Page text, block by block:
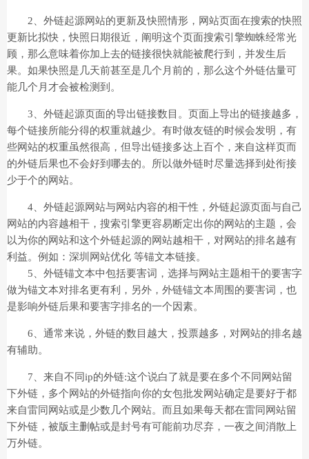
2、外链起源网站的更新及快照情形，网站页面在搜索的快照
更新比拟快，快照日期很近，阐明这个页面搜索引擎蜘蛛经常光
顾，那么意味着你加上去的链接很快就能被爬行到，并发生后
果。如果快照是几天前甚至是几个月前的，那么这个外链估量可
能几个月才会被检测到。
3、外链起源页面的导出链接数目。页面上导出的链接越多，
每个链接所能分得的权重就越少。有时做友链的时候会发明，有
些网站的权重虽然很高，但导出链接多达上百个，来自这样页而
的外链后果也不会好到哪去的。所以做外链时尽量选择到处衔接
少于个的网站。
4、外链起源网站与网站内容的相干性，外链起源页面与自己
网站的内容越相干，搜索引擎更容易断定出你的网站的主题，会
以为你的网站和这个外链起源的网站越相干，对网站的排名越有
利益。例如：深圳网站优化 等锚文本链接。
5、外链锚文本中包括要害词，选择与网站主题相干的要害字
做为锚文本对排名更有利，另外，外链锚文本周围的要害词，也
是影响外链后果和要害字排名的一个因素。
6、通常来说，外链的数目越大，投票越多，对网站的排名越
有辅助。
7、来自不同ip的外链:这个说白了就是要在多个不同网站留
下外链，多个网站的外链指向你的女包批发网站确定是要好于都
来自雷同网站或是少数几个网站。而且如果每天都在雷同网站留
下外链，被版主删帖或是封号有可能前功尽弃，一夜之间消散上
万外链。